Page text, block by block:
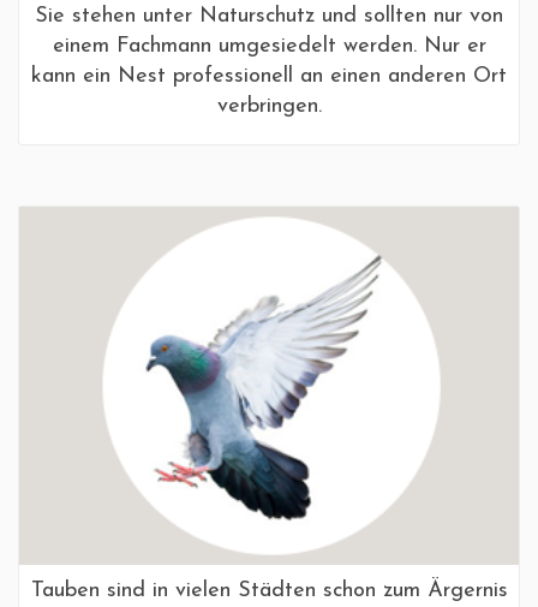
Sie stehen unter Naturschutz und sollten nur von
einem Fachmann umgesiedelt werden. Nur er
kann ein Nest professionell an einen anderen Ort
verbringen.
Tauben sind in vielen Städten schon zum Ärgernis